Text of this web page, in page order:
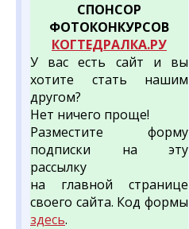
СПОНСОР
ФОТОКОНКУРСОВ
КОГТЕДРАЛКА.РУ
У вас есть сайт и вы
хотите стать нашим
другом?
Нет ничего проще!
Разместите форму
подписки на эту
рассылку
на главной странице
своего сайта. Код формы
здесь.